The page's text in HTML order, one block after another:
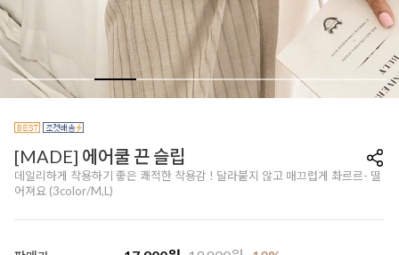
[MADE] 에어쿨 끈 슬립
데일리하게 착용하기 좋은 쾌적한 착용감 ! 달라붙지 않고 매끄럽게 촤르르- 떨
어져요 (3color/M,L)